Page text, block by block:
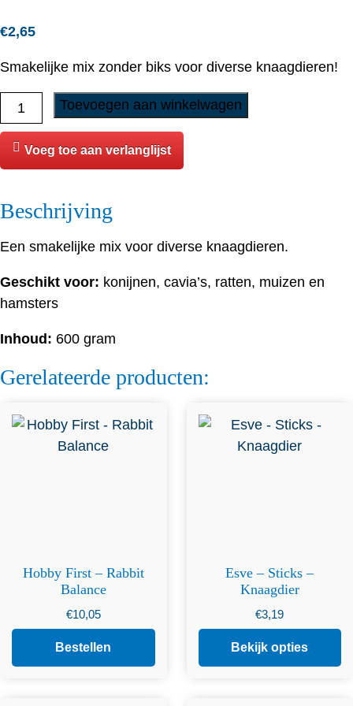
€2,65
Smakelijke mix zonder biks voor diverse knaagdieren!
Tijssen
-
Knaagdiervoer
zonder
aantal
Toevoegen aan winkelwagen
Voeg toe aan verlanglijst
Beschrijving
Een smakelijke mix voor diverse knaagdieren.
Geschikt voor: konijnen, cavia’s, ratten, muizen en
hamsters
Inhoud: 600 gram
Gerelateerde producten:
Hobby First – Rabbit
Balance
€10,05
Bestellen
Esve – Sticks –
Knaagdier
€3,19
Bekijk opties
meerdere variaties. Deze
optie kan gekozen worden